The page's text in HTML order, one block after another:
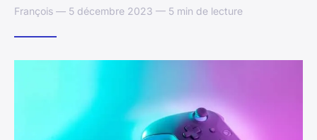
François — 5 décembre 2023 — 5 min de lecture